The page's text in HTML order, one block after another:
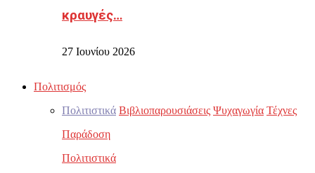
κραυγές…
27 Ιουνίου 2026
Πολιτισμός
Πολιτιστικά Βιβλιοπαρουσιάσεις Ψυχαγωγία Τέχνες
Παράδοση
Πολιτιστικά